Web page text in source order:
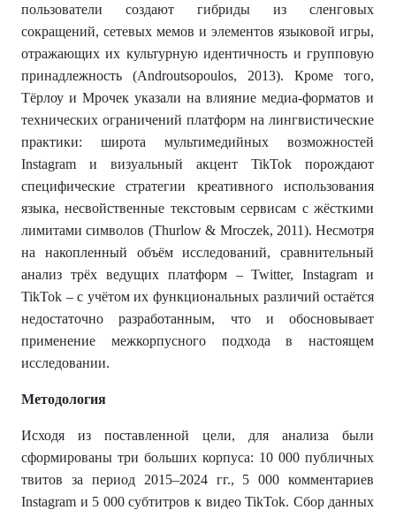
пользователи создают гибриды из сленговых
сокращений, сетевых мемов и элементов языковой игры,
отражающих их культурную идентичность и групповую
принадлежность (Androutsopoulos, 2013). Кроме того,
Тёрлоу и Мрочек указали на влияние медиа-форматов и
технических ограничений платформ на лингвистические
практики: широта мультимедийных возможностей
Instagram и визуальный акцент TikTok порождают
специфические стратегии креативного использования
языка, несвойственные текстовым сервисам с жёсткими
лимитами символов (Thurlow & Mroczek, 2011). Несмотря
на накопленный объём исследований, сравнительный
анализ трёх ведущих платформ – Twitter, Instagram и
TikTok – с учётом их функциональных различий остаётся
недостаточно разработанным, что и обосновывает
применение межкорпусного подхода в настоящем
исследовании.
Методология
Исходя из поставленной цели, для анализа были
сформированы три больших корпуса: 10 000 публичных
твитов за период 2015–2024 гг., 5 000 комментариев
Instagram и 5 000 субтитров к видео TikTok. Сбор данных